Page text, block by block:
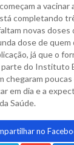
a vacinar
completando
novas doses
dose de
já que o
do Instituto
chegaram poucas
em dia e a
Saúde.
no